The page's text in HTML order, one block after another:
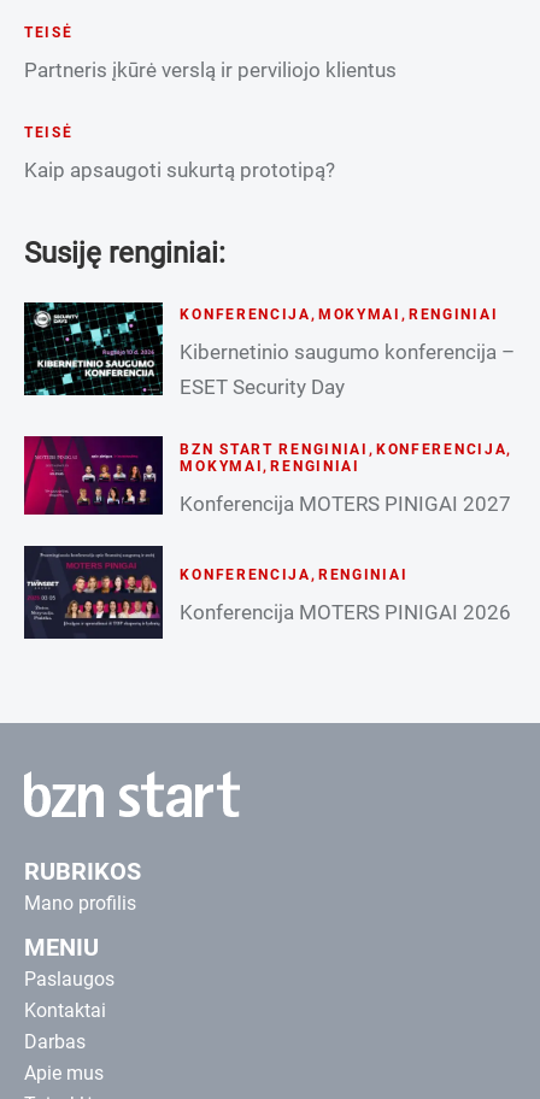
TEISĖ
Partneris įkūrė verslą ir perviliojo klientus
TEISĖ
Kaip apsaugoti sukurtą prototipą?
Susiję renginiai:
KONFERENCIJA , MOKYMAI , RENGINIAI
Kibernetinio saugumo konferencija –
ESET Security Day
BZN START RENGINIAI , KONFERENCIJA,
MOKYMAI ,RENGINIAI
Konferencija MOTERS PINIGAI 2027
KONFERENCIJA , RENGINIAI
Konferencija MOTERS PINIGAI 2026
RUBRIKOS
Mano profilis
MENIU
Paslaugos
Kontaktai
Darbas
Apie mus